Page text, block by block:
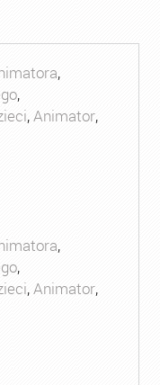
,
,
,Animator,
,
,
,Animator,